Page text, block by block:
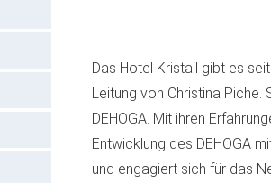
Das Hotel Kristall gibt es
Leitung von Christina
DEHOGA. Mit ihren
Entwicklung des DEHOGA
und engagiert sich für das